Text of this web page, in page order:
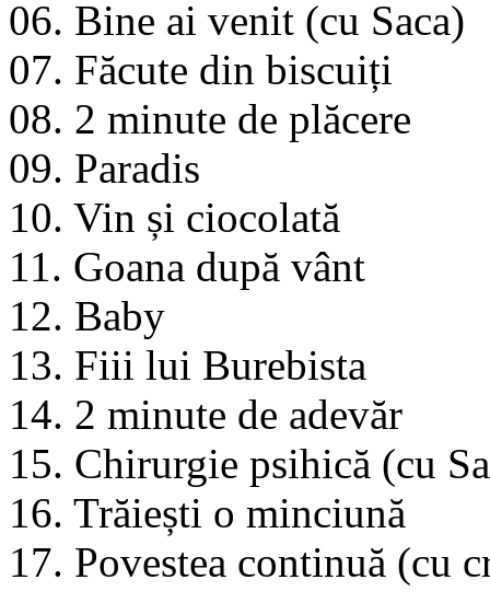
06. Bine ai venit (cu Saca)
07. Făcute din biscuiți
08. 2 minute de plăcere
09. Paradis
10. Vin și ciocolată
11. Goana după vânt
12. Baby
13. Fiii lui Burebista
14. 2 minute de adevăr
15. Chirurgie psihică (cu
16. Trăiești o minciună
17. Povestea continuă (cu